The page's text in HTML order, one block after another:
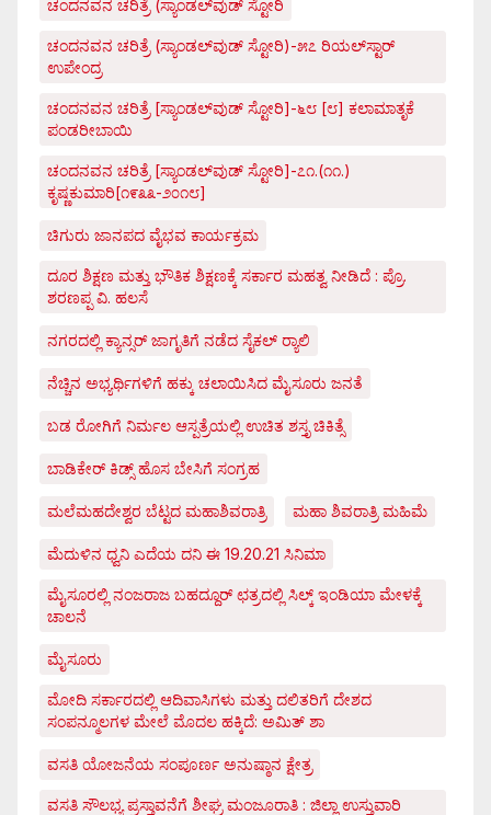
ಚಂದನವನ ಚರಿತ್ರೆ (ಸ್ಯಾಂಡಲ್‌ವುಡ್ ಸ್ಟೋರಿ
ಚಂದನವನ ಚರಿತ್ರೆ (ಸ್ಯಾಂಡಲ್‌ವುಡ್ ಸ್ಟೋರಿ)-೫೭ ರಿಯಲ್‌ಸ್ಟಾರ್
ಉಪೇಂದ್ರ
ಚಂದನವನ ಚರಿತ್ರೆ [ಸ್ಯಾಂಡಲ್‌ವುಡ್ ಸ್ಟೋರಿ]-೬೮ [೮] ಕಲಾಮಾತೃಕೆ
ಪಂಡರೀಬಾಯಿ
ಚಂದನವನ ಚರಿತ್ರೆ [ಸ್ಯಾಂಡಲ್‌ವುಡ್ ಸ್ಟೋರಿ]-೭೧.(೧೧.)
ಕೃಷ್ಣಕುಮಾರಿ[೧೯೩೩-೨೦೧೮]
ಚಿಗುರು ಜಾನಪದ ವೈಭವ ಕಾರ್ಯಕ್ರಮ
ದೂರ ಶಿಕ್ಷಣ ಮತ್ತು ಭೌತಿಕ ಶಿಕ್ಷಣಕ್ಕೆ ಸರ್ಕಾರ ಮಹತ್ವ ನೀಡಿದೆ : ಪ್ರೊ.
ಶರಣಪ್ಪ ವಿ. ಹಲಸೆ
ನಗರದಲ್ಲಿ ಕ್ಯಾನ್ಸರ್ ಜಾಗೃತಿಗೆ ನಡೆದ ಸೈಕಲ್ ರ್‍ಯಾಲಿ
ನೆಚ್ಚಿನ ಅಭ್ಯರ್ಥಿಗಳಿಗೆ ಹಕ್ಕು ಚಲಾಯಿಸಿದ ಮೈಸೂರು ಜನತೆ
ಬಡ ರೋಗಿಗೆ ನಿರ್ಮಲ ಆಸ್ಪತ್ರೆಯಲ್ಲಿ ಉಚಿತ ಶಸ್ತೃ ಚಿಕಿತ್ಸೆ
ಬಾಡಿಕೇರ್ ಕಿಡ್ಸ್ ಹೊಸ ಬೇಸಿಗೆ ಸಂಗ್ರಹ
ಮಲೆಮಹದೇಶ್ವರ ಬೆಟ್ಟದ ಮಹಾಶಿವರಾತ್ರಿ ಮಹಾ ಶಿವರಾತ್ರಿ ಮಹಿಮೆ
ಮೆದುಳಿನ ಧ್ವನಿ ಎದೆಯ ದನಿ ಈ 19.20.21 ಸಿನಿಮಾ
ಮೈಸೂರಲ್ಲಿ ನಂಜರಾಜ ಬಹದ್ದೂರ್ ಛತ್ರದಲ್ಲಿ ಸಿಲ್ಕ್ ಇಂಡಿಯಾ ಮೇಳಕ್ಕೆ
ಚಾಲನೆ
ಮೈಸೂರು
ಮೋದಿ ಸರ್ಕಾರದಲ್ಲಿ ಆದಿವಾಸಿಗಳು ಮತ್ತು ದಲಿತರಿಗೆ ದೇಶದ
ಸಂಪನ್ಮೂಲಗಳ ಮೇಲೆ ಮೊದಲ ಹಕ್ಕಿದೆ: ಅಮಿತ್ ಶಾ
ವಸತಿ ಯೋಜನೆಯ ಸಂಪೂರ್ಣ ಅನುಷ್ಠಾನ ಕ್ಷೇತ್ರ
ವಸತಿ ಸೌಲಭ್ಯ ಪ್ರಸ್ತಾವನೆಗೆ ಶೀಘ್ರ ಮಂಜೂರಾತಿ : ಜಿಲ್ಲಾ ಉಸ್ತುವಾರಿ